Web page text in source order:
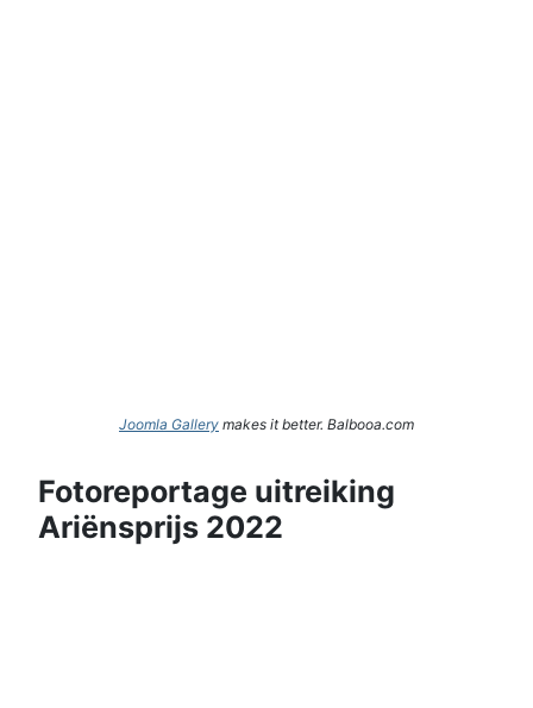
Joomla Gallery makes it better. Balbooa.com
Fotoreportage uitreiking
Ariënsprijs 2022